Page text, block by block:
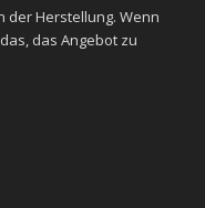
der Herstellung. Wenn
das Angebot zu